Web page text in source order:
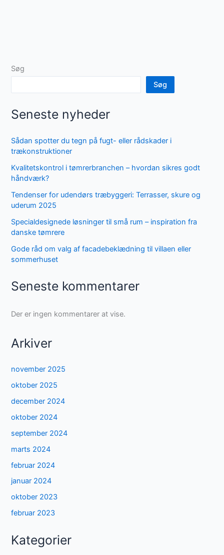
Søg
Søg
Seneste nyheder
Sådan spotter du tegn på fugt- eller rådskader i
trækonstruktioner
Kvalitetskontrol i tømrerbranchen – hvordan sikres godt
håndværk?
Tendenser for udendørs træbyggeri: Terrasser, skure og
uderum 2025
Specialdesignede løsninger til små rum – inspiration fra
danske tømrere
Gode råd om valg af facadebeklædning til villaen eller
sommerhuset
Seneste kommentarer
Der er ingen kommentarer at vise.
Arkiver
november 2025
oktober 2025
december 2024
oktober 2024
september 2024
marts 2024
februar 2024
januar 2024
oktober 2023
februar 2023
Kategorier